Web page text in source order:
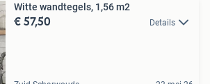
Witte wandtegels, 1,56 m2
€ 57,50 Details